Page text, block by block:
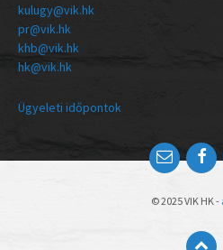
kulugy@vik.hk
pr@vik.hk
khb@vik.hk
hk@vik.hk
Ügyeleti időpontok
© 2025 VIK HK -